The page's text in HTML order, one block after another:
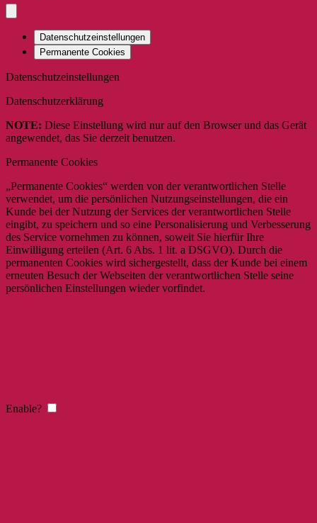
Datenschutzeinstellungen
Permanente Cookies
Datenschutzeinstellungen
Datenschutzerklärung
NOTE: Diese Einstellung wird nur auf den Browser und das Gerät
angewendet, das Sie derzeit benutzen.
Permanente Cookies
„Permanente Cookies“ werden von der verantwortlichen Stelle
verwendet, um die persönlichen Nutzungseinstellungen, die ein
Kunde bei der Nutzung der Services der verantwortlichen Stelle
eingibt, zu speichern und so eine Personalisierung und Verbesserung
des Service vornehmen zu können, soweit Sie hierfür Ihre
Einwilligung erteilen (Art. 6 Abs. 1 lit. a DSGVO). Durch die
permanenten Cookies wird sichergestellt, dass der Kunde bei einem
erneuten Besuch der Webseiten der verantwortlichen Stelle seine
persönlichen Einstellungen wieder vorfindet.
Enable?